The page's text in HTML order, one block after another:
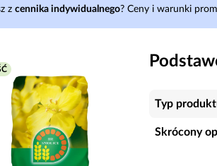
z cennika indywidualnego? Ceny i warunki
Typ
Skrócony